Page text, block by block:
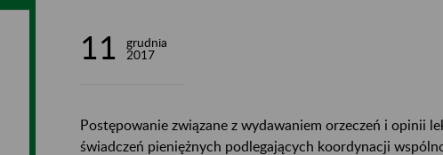
11
grudnia
2017
Postępowanie związane z wydawaniem orzeczeń i opinii
świadczeń pieniężnych podlegających koordynacji